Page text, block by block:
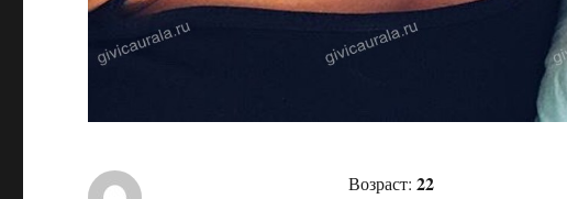
Возраст: 22